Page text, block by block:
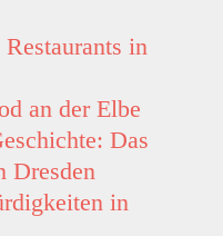
in
an der Elbe
Das
Dresden
in